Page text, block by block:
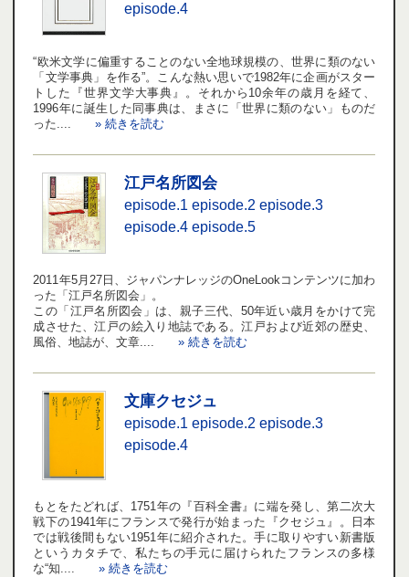
episode.4
“欧米文学に偏重することのない全地球規模の、世界に類のない
「文学事典」を作る”。こんな熱い思いで1982年に企画がスター
トした『世界文学大事典』。それから10余年の歳月を経て、
1996年に誕生した同事典は、まさに「世界に類のない」ものだ
った....» 続きを読む
江戸名所図会
episode.1 episode.2 episode.3
episode.4 episode.5
2011年5月27日、ジャパンナレッジのOneLookコンテンツに加わ
った「江戸名所図会」。
この「江戸名所図会」は、親子三代、50年近い歳月をかけて完
成させた、江戸の絵入り地誌である。江戸および近郊の歴史、
風俗、地誌が、文章....» 続きを読む
文庫クセジュ
episode.1 episode.2 episode.3
episode.4
もとをたどれば、1751年の『百科全書』に端を発し、第二次大
戦下の1941年にフランスで発行が始まった『クセジュ』。日本
では戦後間もない1951年に紹介された。手に取りやすい新書版
というカタチで、私たちの手元に届けられたフランスの多様
な“知....» 続きを読む